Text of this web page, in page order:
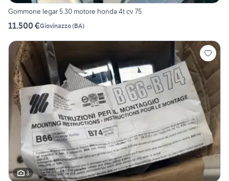
Gommone legar 5.30 motore honda 4t cv 75
11.500 €Giovinazzo(BA)
3